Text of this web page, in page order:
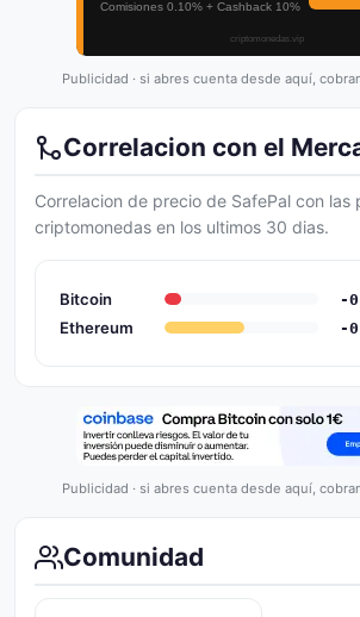
Publicidad · si abres cuenta desde aquí,
Correlacion con el
Correlacion de precio de SafePal con las
criptomonedas en los ultimos 30 dias.
Bitcoin -
Ethereum -
Publicidad · si abres cuenta desde aquí,
Comunidad